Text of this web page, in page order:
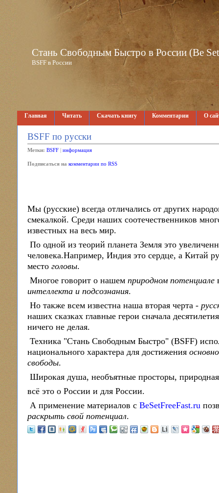
Стань Свободным Быстро в России (Be
BSFF в России
Главная Читать Скачать книгу Комментарии О
BSFF по русски
Метки: BSFF информация
Подписаться на комментарии по RSS
Мы (русские) всегда отличались от других
смекалкой. Среди наших соотечественников
известных на весь мир.
По одной из теорий планета Земля это
человека.Например, Индия это сердце, а Китай
место головы.
Многое говорит о нашем природном потенциале
интеллекта и подсознания.
Но также всем известна наша вторая черта -
наших сказках главные герои сначала
ничего не делая.
Техника "Стань Свободным Быстро" (BSFF)
национального характера для достижения
свободы.
Широкая душа, необъятные просторы, природная
всё это о России и для России.
А применение материалов с BeSetFreeFast.ru
раскрыть свой потенциал.